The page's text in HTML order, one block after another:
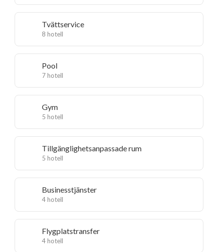
Tvättservice
8 hotell
Pool
7 hotell
Gym
5 hotell
Tillgänglighetsanpassade rum
5 hotell
Businesstjänster
4 hotell
Flygplatstransfer
4 hotell